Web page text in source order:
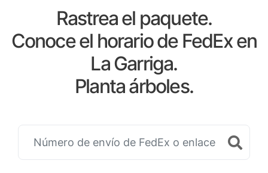
Rastrea el paquete.
Conoce el horario de FedEx en
La Garriga.
Planta árboles.